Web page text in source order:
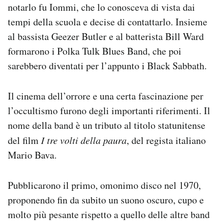
notarlo fu Iommi, che lo conosceva di vista dai
tempi della scuola e decise di contattarlo. Insieme
al bassista Geezer Butler e al batterista Bill Ward
formarono i Polka Tulk Blues Band, che poi
sarebbero diventati per l’appunto i Black Sabbath.
Il cinema dell’orrore e una certa fascinazione per
l’occultismo furono degli importanti riferimenti. Il
nome della band è un tributo al titolo statunitense
del filmI tre volti della paura, del regista italiano
Mario Bava.
Pubblicarono il primo, omonimo disco nel 1970,
proponendo fin da subito un suono oscuro, cupo e
molto più pesante rispetto a quello delle altre band